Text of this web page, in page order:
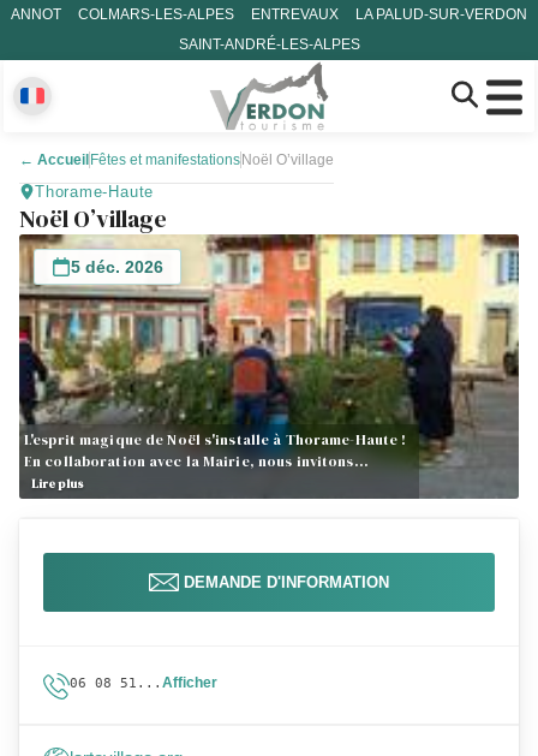
ANNOT COLMARS-LES-ALPES ENTREVAUX
LA PALUD-SUR-VERDON
SAINT-ANDRÉ-LES-ALPES
← Accueil Fêtes et manifestations Noël O’village
Thorame-Haute
Noël O’village
5 déc. 2026
L'esprit magique de Noël s'installe à Thorame-Haute !
En collaboration avec la Mairie, nous invitons…
Lire plus
DEMANDE D'INFORMATION
06 08 51... Afficher